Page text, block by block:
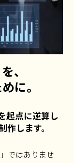
、
に。
起点に逆算し
します。
ではありませ